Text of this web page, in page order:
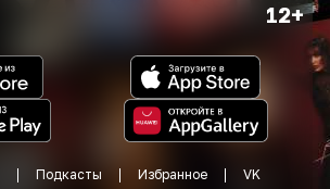
12+
Подкасты Избранное
VK